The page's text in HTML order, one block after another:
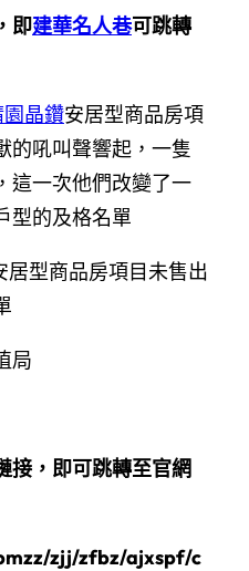
即建華名人巷可跳轉
園晶鑽安居型商品房項
的吼叫聲響起，一隻
這一次他們改變了一
型的及格名單
型商品房項目未售出
局
接，即可跳轉至官網
zjj/zfbz/ajxspf/c